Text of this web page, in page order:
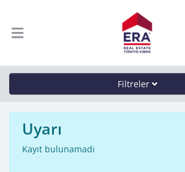
Filtreler
Uyarı
Kayıt bulunamadı